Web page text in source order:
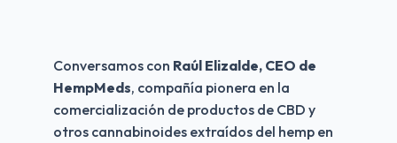
Conversamos con Raúl Elizalde, CEO de
HempMeds, compañía pionera en la
comercialización de productos de CBD y
otros cannabinoides extraídos del hemp en